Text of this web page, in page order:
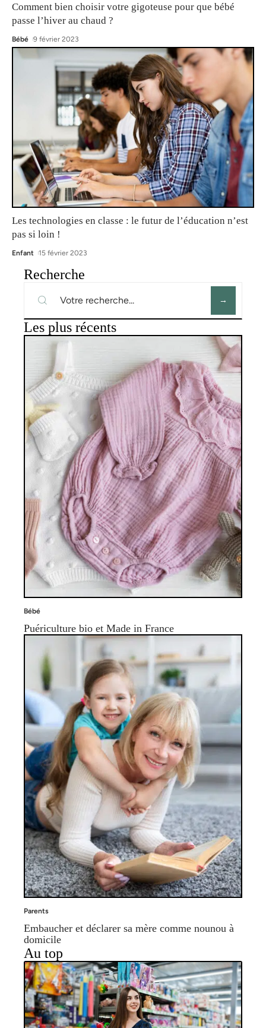
Comment bien choisir votre gigoteuse pour que bébé
passe l’hiver au chaud ?
Bébé 9 février 2023
Les technologies en classe : le futur de l’éducation n’est
pas si loin !
Enfant 15 février 2023
Recherche
Les plus récents
Bébé
Puériculture bio et Made in France
Parents
Embaucher et déclarer sa mère comme nounou à
domicile
Au top